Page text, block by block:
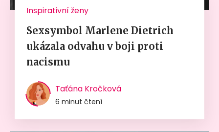
Inspirativní ženy
Sexsymbol Marlene Dietrich
ukázala odvahu v boji proti
nacismu
Taťána Kročková
6 minut čtení